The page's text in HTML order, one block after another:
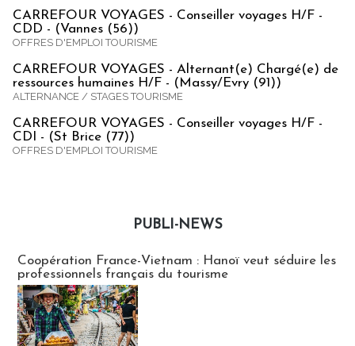
CARREFOUR VOYAGES - Conseiller voyages H/F -
CDD - (Vannes (56))
OFFRES D'EMPLOI TOURISME
CARREFOUR VOYAGES - Alternant(e) Chargé(e) de
ressources humaines H/F - (Massy/Evry (91))
ALTERNANCE / STAGES TOURISME
CARREFOUR VOYAGES - Conseiller voyages H/F -
CDI - (St Brice (77))
OFFRES D'EMPLOI TOURISME
PUBLI-NEWS
Coopération France-Vietnam : Hanoï veut séduire les
professionnels français du tourisme